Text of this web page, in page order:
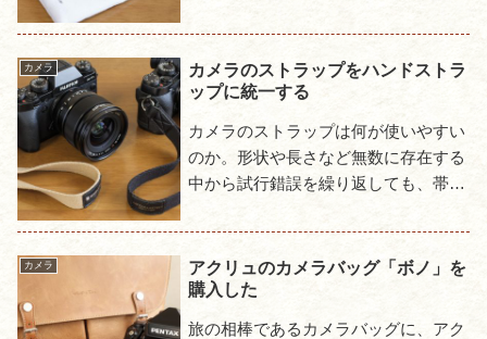
チを探してみた。そこで見つけたのが
サンワサプライのデジカメ用ハイテク
ポーチという物で、クリーニング...
カメラ
カメラのストラップをハンドストラ
ップに統一する
カメラのストラップは何が使いやすい
のか。形状や長さなど無数に存在する
中から試行錯誤を繰り返しても、帯に
こない。これでいいと思っても使って
いると徐々に不満が出てきてしま...
カメラ
アクリュのカメラバッグ「ボノ」を
購入した
旅の相棒であるカメラバッグに、アク